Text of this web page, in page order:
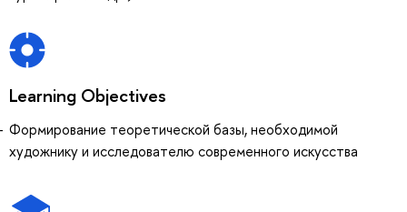
Learning Objectives
Формирование теоретической базы, необходимой
художнику и исследователю современного искусства